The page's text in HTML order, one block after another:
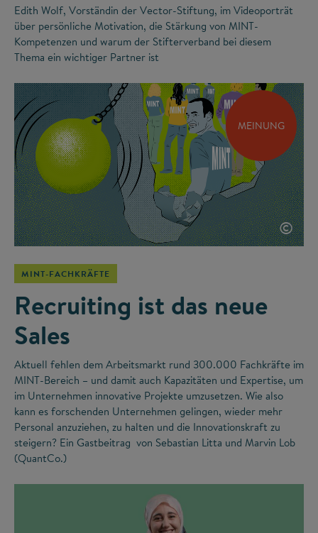
Edith Wolf, Vorständin der Vector-Stiftung, im Videoporträt
über persönliche Motivation, die Stärkung von MINT-
Kompetenzen und warum der Stifterverband bei diesem
Thema ein wichtiger Partner ist
MEINUNG
©
MINT-FACHKRÄFTE
Recruiting ist das neue
Sales
Aktuell fehlen dem Arbeitsmarkt rund 300.000 Fachkräfte im
MINT-Bereich – und damit auch Kapazitäten und Expertise, um
im Unternehmen innovative Projekte umzusetzen. Wie also
kann es forschenden Unternehmen gelingen, wieder mehr
Personal anzuziehen, zu halten und die Innovationskraft zu
steigern? Ein Gastbeitrag von Sebastian Litta und Marvin Lob
(QuantCo.)